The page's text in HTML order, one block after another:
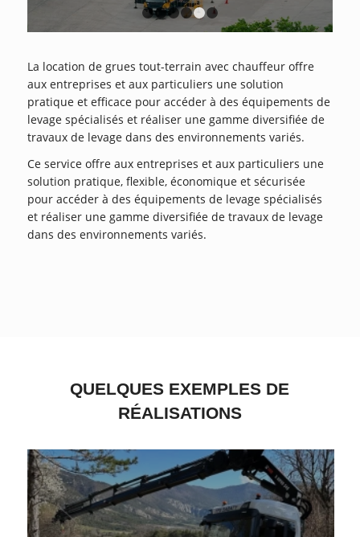
1 2 3 4 5 6
La location de grues tout-terrain avec chauffeur offre
aux entreprises et aux particuliers une solution
pratique et efficace pour accéder à des équipements de
levage spécialisés et réaliser une gamme diversifiée de
travaux de levage dans des environnements variés.
Ce service offre aux entreprises et aux particuliers une
solution pratique, flexible, économique et sécurisée
pour accéder à des équipements de levage spécialisés
et réaliser une gamme diversifiée de travaux de levage
dans des environnements variés.
QUELQUES EXEMPLES DE
RÉALISATIONS